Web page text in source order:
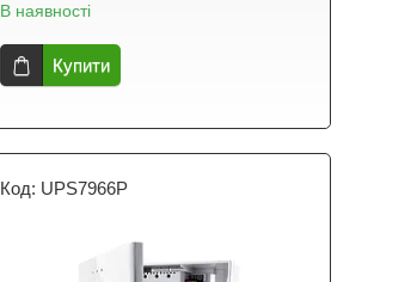
В наявності
Купити
UPS7966P